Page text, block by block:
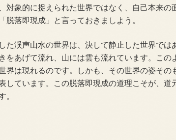
対象的に捉えられた世界ではなく、自己本来の
脱落即現成」と言っておきましよう。
た渓声山水の世界は、決して静止した世界では
をあげて流れ、山には雲も流れています。この
界は現れるのです。しかも、その世界の姿その
しています。この脱落即現成の道理こそが、道
。